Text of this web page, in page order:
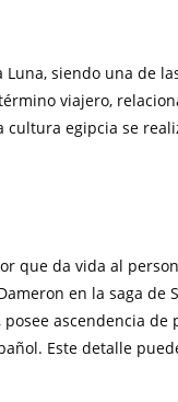
siendo una de
viajero,
egipcia se
que da vida al
en la saga
ascendencia
Este detalle